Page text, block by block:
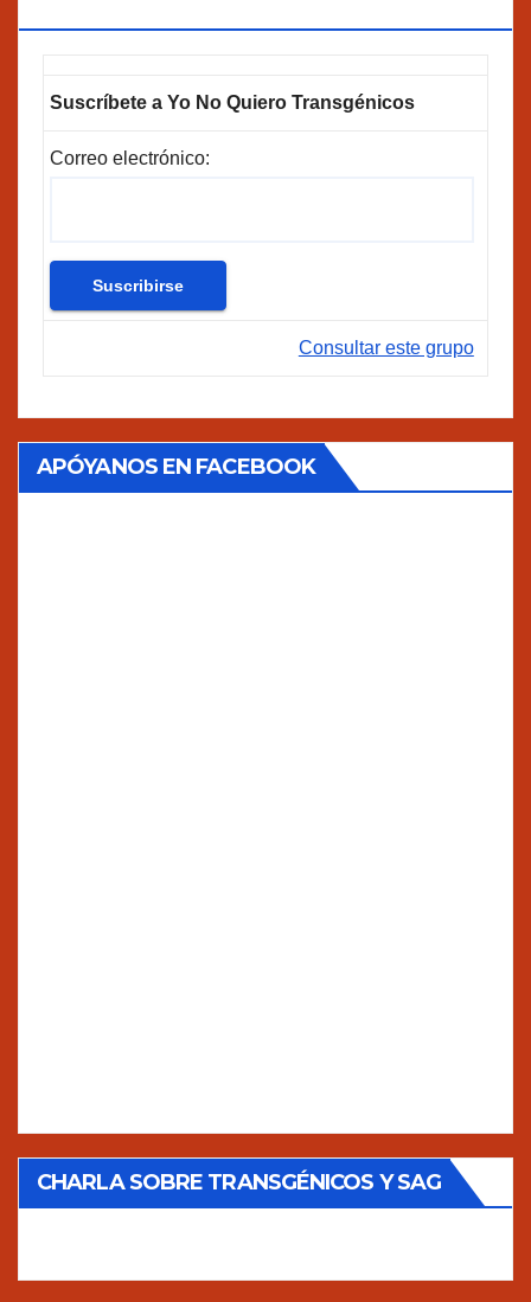
Suscríbete a Yo No Quiero Transgénicos
Correo electrónico:
Consultar este grupo
APÓYANOS EN FACEBOOK
CHARLA SOBRE TRANSGÉNICOS Y SAG